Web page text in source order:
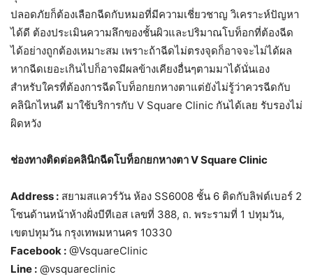
ปลอดภัยก็ต้องเลือกฉีดกับหมอที่มีความเชี่ยวชาญ วิเคราะห์ปัญหา
ได้ดี ต้องประเมินความลึกของชั้นผิวและปริมาณโบท็อกที่ต้องฉีด
ได้อย่างถูกต้องเหมาะสม เพราะถ้าฉีดไม่ตรงจุดก็อาจจะไม่ได้ผล
หากฉีดเยอะเกินไปก็อาจมีผลข้างเคียงอื่นๆตามมาได้นั่นเอง
สำหรับใครที่ต้องการฉีดโบท็อกยกหางตาแต่ยังไม่รู้ว่าควรฉีดกับ
คลินิกไหนดี มาใช้บริการกับ V Square Clinic กันได้เลย รับรองไม่
ผิดหวัง
ช่องทางติดต่อคลินิกฉีดโบท็อกยกหางตา V Square Clinic
Address : สยามสแควร์วัน ห้อง SS6008 ชั้น 6 ติดกับลิฟต์เบอร์ 2
โซนด้านหน้าห้างฝั่งบีทีเอส เลขที่ 388, ถ. พระรามที่ 1 ปทุมวัน,
เขตปทุมวัน กรุงเทพมหานคร 10330
Facebook : @VsquareClinic
Line : @vsquareclinic